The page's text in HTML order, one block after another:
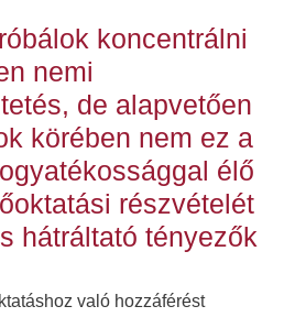
koncentrálni
nemi
de alapvetően
körében nem ez a
élő
részvételét
hátráltató tényezők
való hozzáférést